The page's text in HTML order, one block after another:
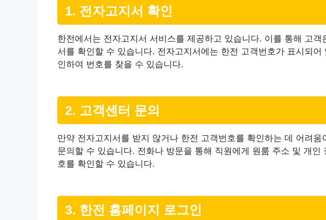
1. 전자고지서 확인
한전에서는 전자고지서 서비스를 제공하고 있습니다. 이를 통해 고
서를 확인할 수 있습니다. 전자고지서에는 한전 고객번호가 표시되
인하여 번호를 찾을 수 있습니다.
2. 고객센터 문의
만약 전자고지서를 받지 않거나 한전 고객번호를 확인하는 데 어려움
문의할 수 있습니다. 전화나 방문을 통해 직원에게 원룸 주소 및 개인
호를 확인할 수 있습니다.
3. 한전 홈페이지 로그인